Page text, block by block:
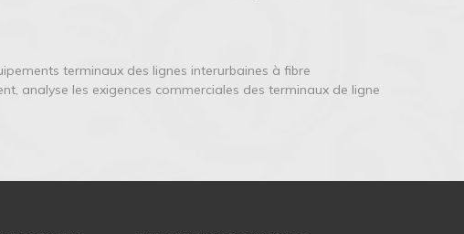
terminaux des lignes interurbaines à fibre
analyse les exigences commerciales des terminaux de ligne